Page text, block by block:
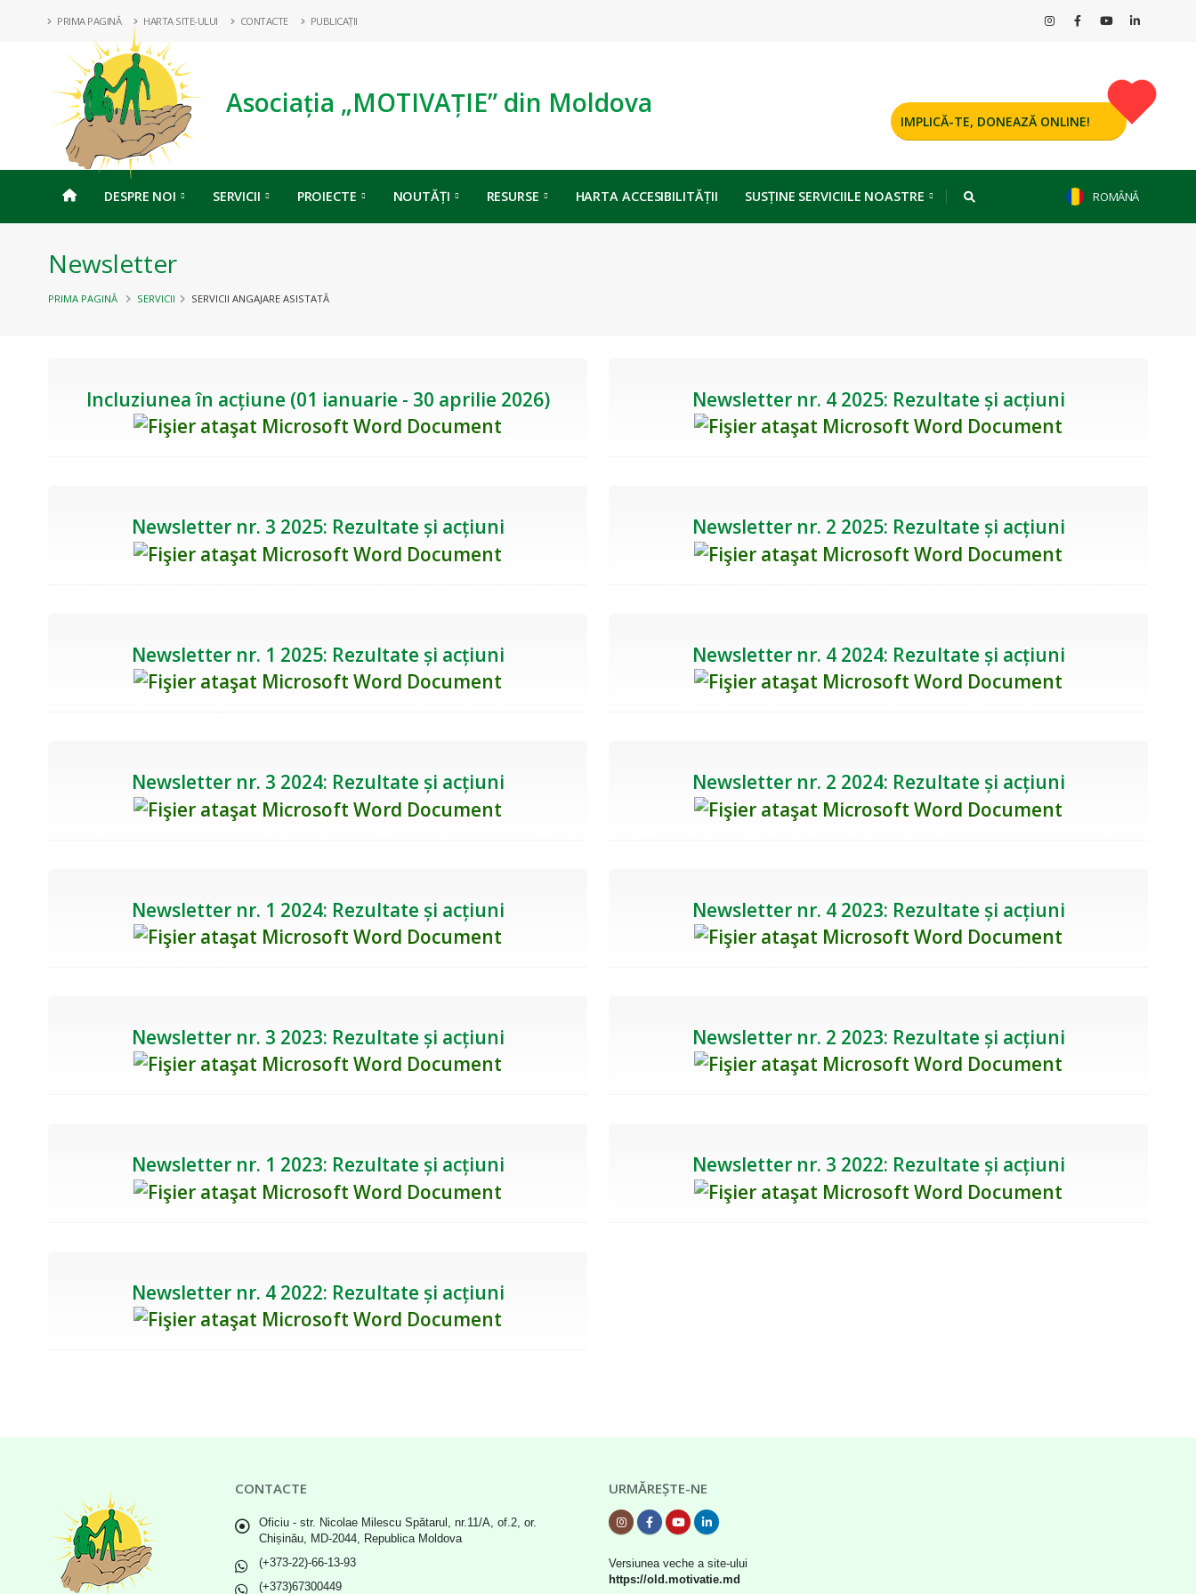
PRIMA PAGINĂ HARTA SITE-ULUI CONTACTE PUBLICAȚII
Asociația „MOTIVAȚIE” din Moldova
IMPLICĂ-TE, DONEAZĂ ONLINE!
DESPRE NOI SERVICII PROIECTE NOUTĂȚI RESURSE HARTA ACCESIBILITĂȚII SUSȚINE SERVICIILE NOASTRE ROMÂNĂ
Newsletter
PRIMA PAGINĂ SERVICII SERVICII ANGAJARE ASISTATĂ
Incluziunea în acțiune (01 ianuarie - 30 aprilie 2026) Newsletter nr. 4 2025: Rezultate și acțiuni
Newsletter nr. 3 2025: Rezultate și acțiuni Newsletter nr. 2 2025: Rezultate și acțiuni
Newsletter nr. 1 2025: Rezultate și acțiuni Newsletter nr. 4 2024: Rezultate și acțiuni
Newsletter nr. 3 2024: Rezultate și acțiuni Newsletter nr. 2 2024: Rezultate și acțiuni
Newsletter nr. 1 2024: Rezultate și acțiuni Newsletter nr. 4 2023: Rezultate și acțiuni
Newsletter nr. 3 2023: Rezultate și acțiuni Newsletter nr. 2 2023: Rezultate și acțiuni
Newsletter nr. 1 2023: Rezultate și acțiuni Newsletter nr. 3 2022: Rezultate și acțiuni
Newsletter nr. 4 2022: Rezultate și acțiuni
CONTACTE
Oficiu - str. Nicolae Milescu Spătarul, nr.11/A, of.2, or.
Chișinău, MD-2044, Republica Moldova
(+373-22)-66-13-93
(+373)67300449
URMĂREȘTE-NE
Versiunea veche a site-ului
https://old.motivatie.md